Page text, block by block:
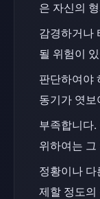
은 자신의
감경하거나
될 위험이
판단하여야
동기가 엿보
부족합니다
위하여는 그
정황이나 다
제할 정도의